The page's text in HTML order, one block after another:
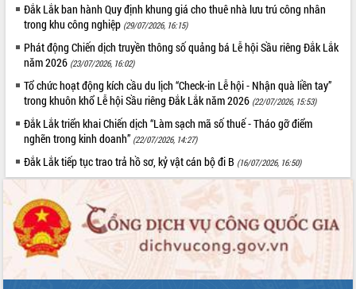
Đắk Lắk ban hành Quy định khung giá cho thuê nhà lưu trú công nhân
trong khu công nghiệp (29/07/2026, 16:15)
Phát động Chiến dịch truyền thông số quảng bá Lễ hội Sầu riêng Đắk Lắk
năm 2026 (23/07/2026, 16:02)
Tổ chức hoạt động kích cầu du lịch “Check-in Lễ hội - Nhận quà liền tay”
trong khuôn khổ Lễ hội Sầu riêng Đắk Lắk năm 2026 (22/07/2026, 15:53)
Đắk Lắk triển khai Chiến dịch “Làm sạch mã số thuế - Tháo gỡ điểm
nghẽn trong kinh doanh” (22/07/2026, 14:27)
Đắk Lắk tiếp tục trao trả hồ sơ, kỷ vật cán bộ đi B (16/07/2026, 16:50)